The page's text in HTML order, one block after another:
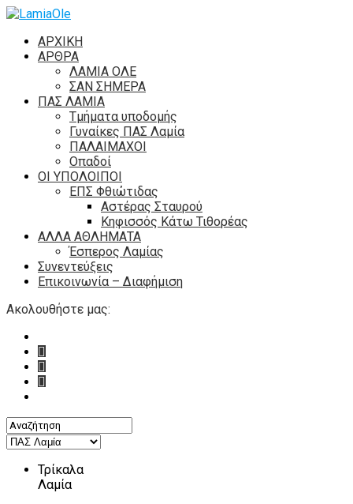
ΑΡΧΙΚΗ
ΑΡΘΡΑ
ΛΑΜΙΑ ΟΛΕ
ΣΑΝ ΣΗΜΕΡΑ
ΠΑΣ ΛΑΜΙΑ
Τμήματα υποδομής
Γυναίκες ΠΑΣ Λαμία
ΠΑΛΑΙΜΑΧΟΙ
Οπαδοί
ΟΙ ΥΠΟΛΟΙΠΟΙ
ΕΠΣ Φθιώτιδας
Αστέρας Σταυρού
Κηφισσός Κάτω Τιθορέας
ΑΛΛΑ ΑΘΛΗΜΑΤΑ
Έσπερος Λαμίας
Συνεντεύξεις
Επικοινωνία – Διαφήμιση
Ακολουθήστε μας:
Τρίκαλα
Λαμία